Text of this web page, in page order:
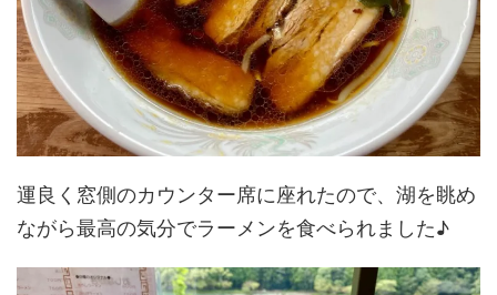
運良く窓側のカウンター席に座れたので、湖を眺め
ながら最高の気分でラーメンを食べられました♪